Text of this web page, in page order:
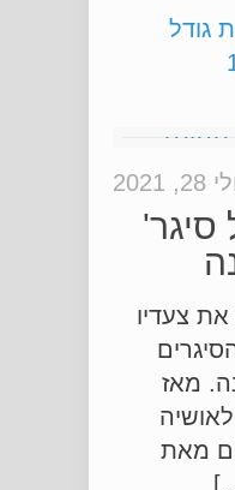
2021
את צעדיו
לפנ 20 שנה. מאז
מאת